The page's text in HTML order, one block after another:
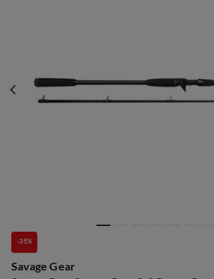
-35%
Savage Gear